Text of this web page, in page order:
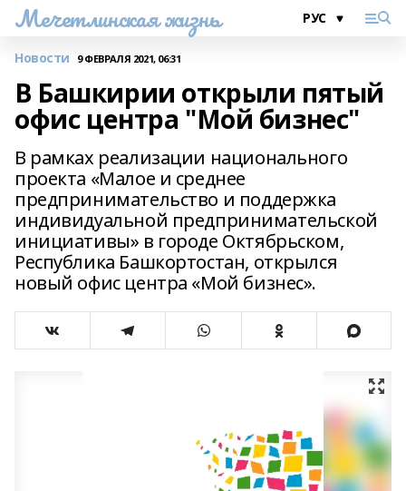
Мечетлинская жизнь
Новости 9 ФЕВРАЛЯ 2021, 06:31
В Башкирии открыли пятый
офис центра "Мой бизнес"
В рамках реализации национального
проекта «Малое и среднее
предпринимательство и поддержка
индивидуальной предпринимательской
инициативы» в городе Октябрьском,
Республика Башкортостан, открылся
новый офис центра «Мой бизнес».